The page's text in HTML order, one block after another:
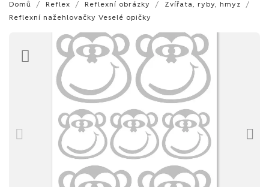
Domů Reflex Reflexní obrázky
Zvířata, ryby, hmyz
Reflexní nažehlovačky Veselé opičky